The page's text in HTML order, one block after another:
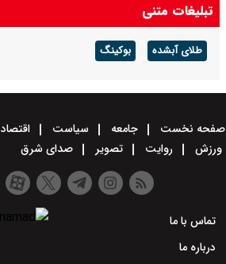
تبلیغات متنی
طلای آبشده بوکینگ
صفحه نخست جامعه سیاست اقتصاد
ورزش
روایت تصویر صدای شرق
تماس با ما
درباره ما